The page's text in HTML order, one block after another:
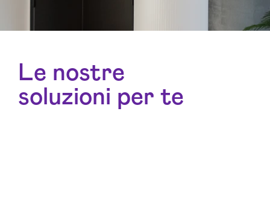
Le nostre
soluzioni per te